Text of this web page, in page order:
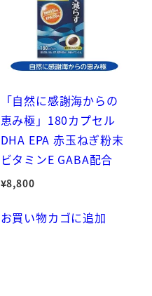
「自然に感謝海からの
恵み極」180カプセル
DHA EPA 赤玉ねぎ粉末
ビタミンE GABA配合
¥8,800
お買い物カゴに追加